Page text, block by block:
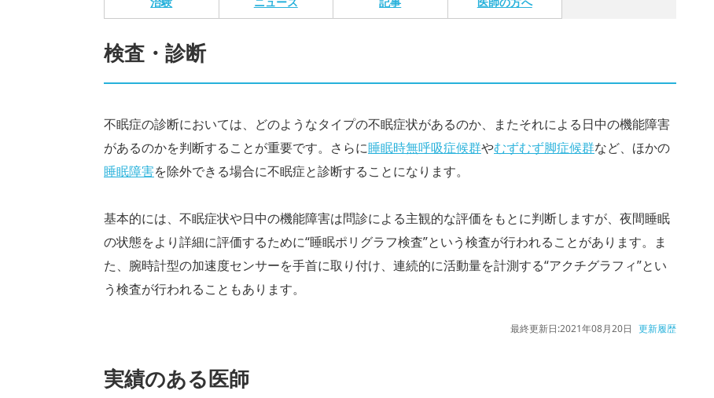
検査・診断
不眠症の診断においては、どのようなタイプの不眠症状があるのか、またそれによる日中の機能障害
があるのかを判断することが重要です。さらに睡眠時無呼吸症候群やむずむず脚症候群など、ほかの
睡眠障害を除外できる場合に不眠症と診断することになります。
基本的には、不眠症状や日中の機能障害は問診による主観的な評価をもとに判断しますが、夜間睡眠
の状態をより詳細に評価するために“睡眠ポリグラフ検査”という検査が行われることがあります。ま
た、腕時計型の加速度センサーを手首に取り付け、連続的に活動量を計測する“アクチグラフィ”とい
う検査が行われることもあります。
最終更新日:2021年08月20日 更新履歴
実績のある医師